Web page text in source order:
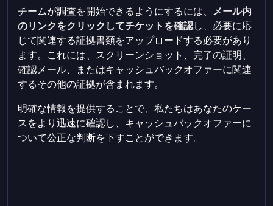
チームが調査を開始できるようにするには、 メール内
のリンクをクリックしてチケットを確認し、必要に応
じて関連する証拠書類をアップロードする必要があり
ます。これには、スクリーンショット、完了の証明、
確認メール、またはキャッシュバックオファーに関連
するその他の証拠が含まれます。
明確な情報を提供することで、私たちはあなたのケー
スをより迅速に確認し、キャッシュバックオファーに
ついて公正な判断を下すことができます。